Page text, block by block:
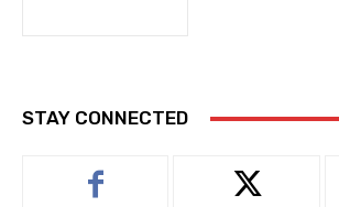
STAY CONNECTED